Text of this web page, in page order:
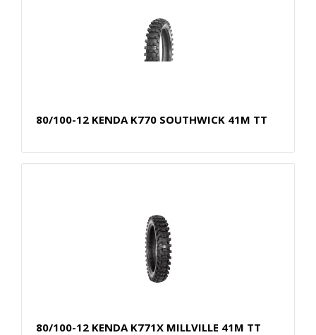
80/100-12 KENDA K770 SOUTHWICK 41M TT
80/100-12 KENDA K771X MILLVILLE 41M TT